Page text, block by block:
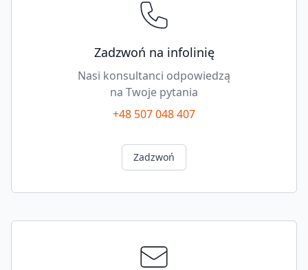
Zadzwoń na infolinię
Nasi konsultanci odpowiedzą
na Twoje pytania
+48 507 048 407
Zadzwoń